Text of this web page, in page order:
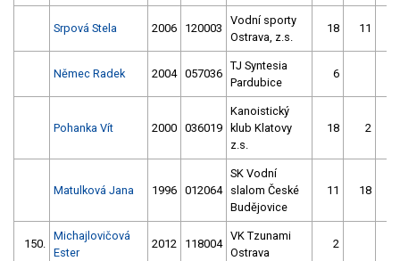
Srpová Stela 2006 120003
Vodní sporty
Ostrava, z.s.
18 11
Němec Radek 2004 057036
TJ Syntesia
Pardubice
6
Pohanka Vít 2000 036019
Kanoistický
klub Klatovy
z.s.
18 2
Matulková Jana 1996 012064
SK Vodní
slalom České
Budějovice
11 18
150.
Michajlovičová
Ester
2012 118004
VK Tzunami
Ostrava
2